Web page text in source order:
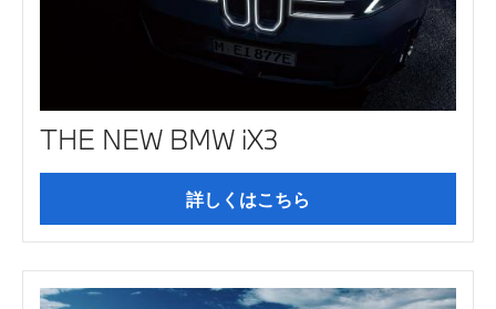
THE NEW BMW iX3
詳しくはこちら